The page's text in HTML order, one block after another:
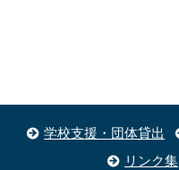
学校支援・団体貸出
リンク集